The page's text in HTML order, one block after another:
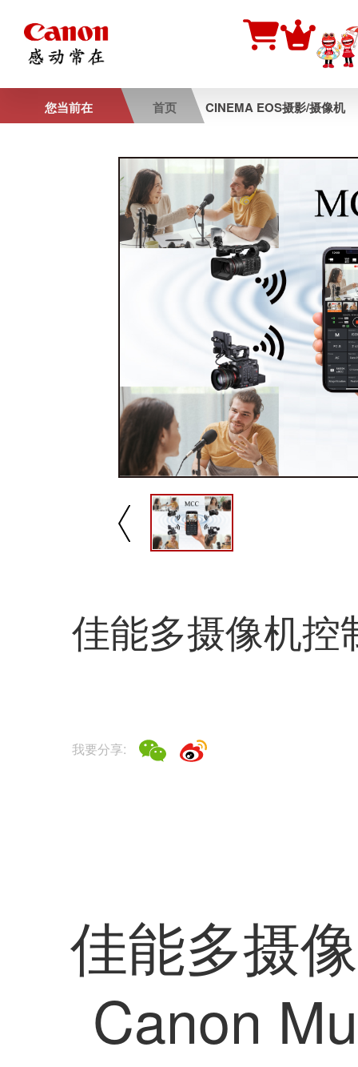
您当前在 首页 CINEMA EOS摄影/摄像机
佳能多摄像机控
我要分享:
佳能多摄像机控制程序
Canon Multi-Camera
Control（MCC）
摄像机的移动端应用程序，可实时远程浏览当前拍摄画
面、查看摄像机状态、进行摄像机拍摄参数设置；轻松实
现单人操控多台摄像机，最多能实现20台摄像机的同时连